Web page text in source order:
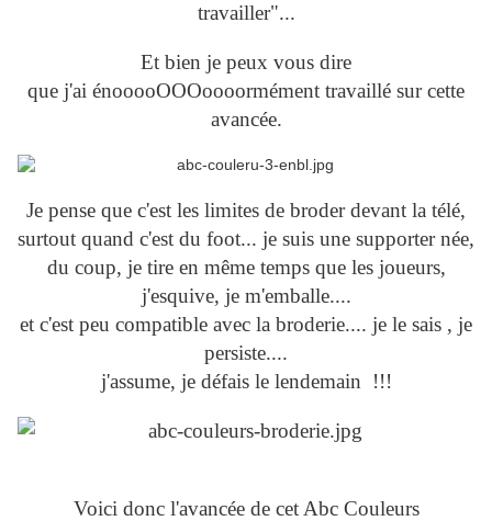
travailler"...
Et bien je peux vous dire
que j'ai énooooOOOoooormément travaillé sur cette
avancée.
Je pense que c'est les limites de broder devant la télé,
surtout quand c'est du foot... je suis une supporter née,
du coup, je tire en même temps que les joueurs,
j'esquive, je m'emballe....
et c'est peu compatible avec la broderie.... je le sais , je
persiste....
j'assume, je défais le lendemain !!!
Voici donc l'avancée de cet Abc Couleurs